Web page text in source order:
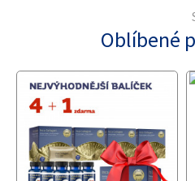
Oblíbené